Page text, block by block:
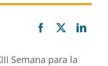
Semana para la